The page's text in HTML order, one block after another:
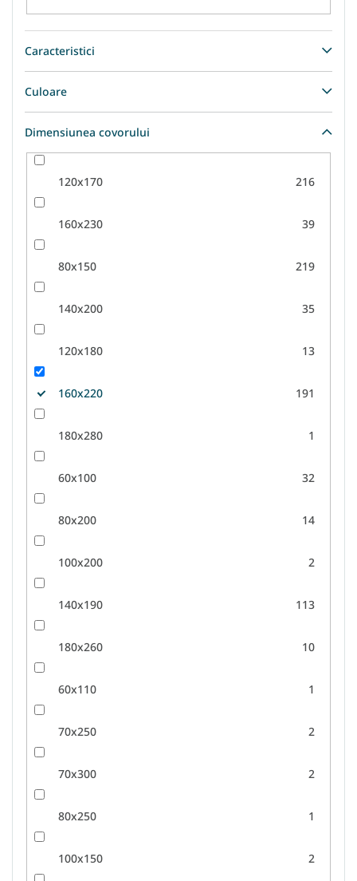
Caracteristici
Culoare
Dimensiunea covorului
120x170 216
160x230 39
80x150 219
140x200 35
120x180 13
160x220 191
180x280 1
60x100 32
80x200 14
100x200 2
140x190 113
180x260 10
60x110 1
70x250 2
70x300 2
80x250 1
100x150 2